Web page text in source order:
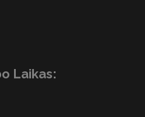
Laikas: